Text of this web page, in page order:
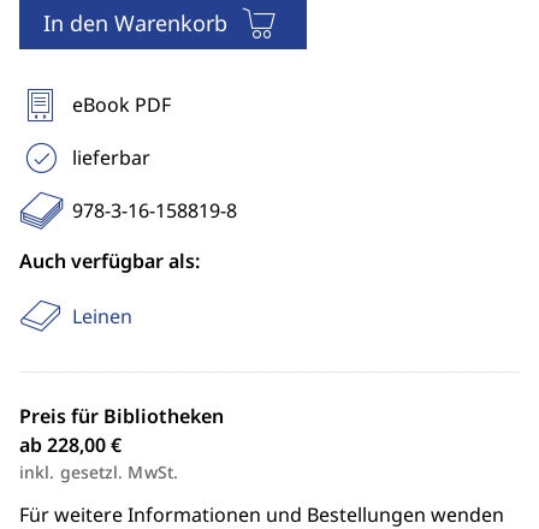
In den Warenkorb
eBook PDF
lieferbar
978-3-16-158819-8
Auch verfügbar als:
Leinen
Preis für Bibliotheken
ab 228,00 €
inkl. gesetzl. MwSt.
Für weitere Informationen und Bestellungen wenden